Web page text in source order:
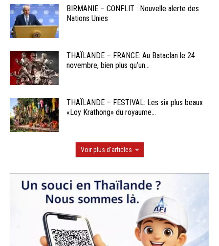
BIRMANIE – CONFLIT : Nouvelle alerte des
Nations Unies
THAÏLANDE – FRANCE: Au Bataclan le 24
novembre, bien plus qu’un...
THAÏLANDE – FESTIVAL: Les six plus beaux
«Loy Krathong» du royaume...
Voir plus d'articles